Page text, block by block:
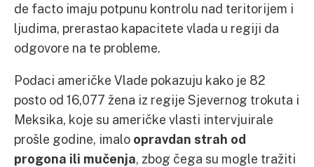
de facto imaju potpunu kontrolu nad teritorijem i
ljudima, prerastao kapacitete vlada u regiji da
odgovore na te probleme.
Podaci američke Vlade pokazuju kako je 82
posto od 16,077 žena iz regije Sjevernog trokuta i
Meksika, koje su američke vlasti intervjuirale
prošle godine, imalo opravdan strah od
progona ili mučenja, zbog čega su mogle tražiti